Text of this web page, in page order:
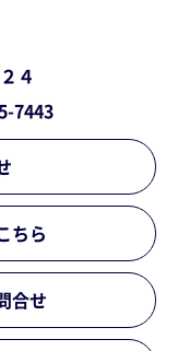
４
7443
ちら
合せ